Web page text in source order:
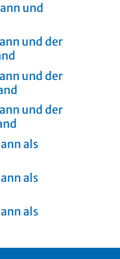
und
und der
und der
und der
als
als
als